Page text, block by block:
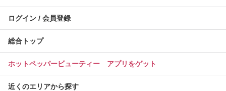
ログイン / 会員登録
総合トップ
ホットペッパービューティー アプリをゲット
近くのエリアから探す